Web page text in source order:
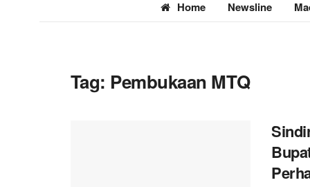
Home Newsline
Tag: Pembukaan MTQ